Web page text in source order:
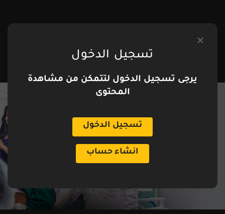
تسجيل الدخول
يرجى تسجيل الدخول لتتمكن من مشاهدة
المحتوى
تسجيل الدخول
انشاء حساب